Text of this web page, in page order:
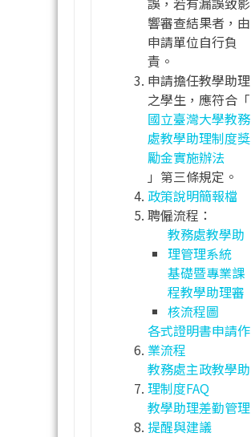
響審查結果者，由
申請單位自行負
責。
申請擔任教學助理
之學生，應符合「
國立臺灣大學教務
處教學助理制度獎
勵金實施辦法
」第三條規定。
政策說明簡報檔
聘僱流程：
教務處教學助
理管理系統
基礎暨專業課
程教學助理審
核流程圖
各式證明書申請作
業流程
教務處主政教學助
理制度FAQ
教學助理差勤管理
提醒與建議